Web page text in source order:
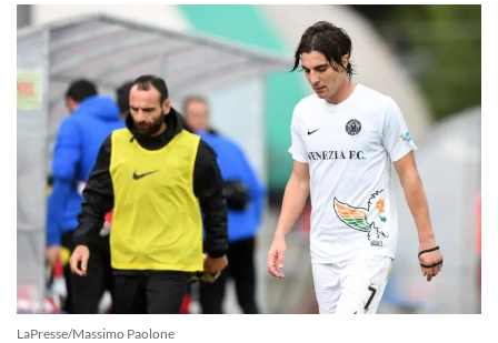
LaPresse/Massimo Paolone